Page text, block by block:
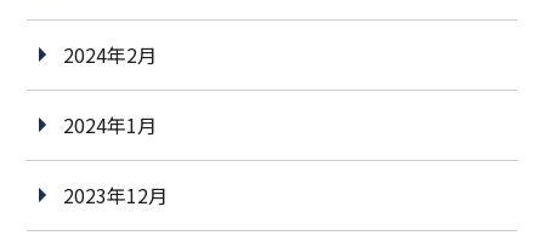
2024年2月
2024年1月
2023年12月